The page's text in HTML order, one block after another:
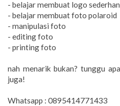
- belajar membuat logo
- belajar membuat foto polaroid
- manipulasi foto
- editing foto
- printing foto
nah menarik bukan? tunggu
juga!
Whatsapp : 0895414771433